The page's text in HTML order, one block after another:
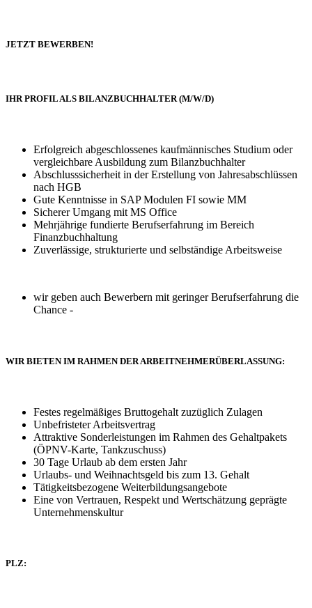
JETZT BEWERBEN!
IHR PROFIL ALS BILANZBUCHHALTER (M/W/D)
Erfolgreich abgeschlossenes kaufmännisches Studium oder
vergleichbare Ausbildung zum Bilanzbuchhalter
Abschlusssicherheit in der Erstellung von Jahresabschlüssen
nach HGB
Gute Kenntnisse in SAP Modulen FI sowie MM
Sicherer Umgang mit MS Office
Mehrjährige fundierte Berufserfahrung im Bereich
Finanzbuchhaltung
Zuverlässige, strukturierte und selbständige Arbeitsweise
wir geben auch Bewerbern mit geringer Berufserfahrung die
Chance -
WIR BIETEN IM RAHMEN DER ARBEITNEHMERÜBERLASSUNG:
Festes regelmäßiges Bruttogehalt zuzüglich Zulagen
Unbefristeter Arbeitsvertrag
Attraktive Sonderleistungen im Rahmen des Gehaltpakets
(ÖPNV-Karte, Tankzuschuss)
30 Tage Urlaub ab dem ersten Jahr
Urlaubs- und Weihnachtsgeld bis zum 13. Gehalt
Tätigkeitsbezogene Weiterbildungsangebote
Eine von Vertrauen, Respekt und Wertschätzung geprägte
Unternehmenskultur
PLZ: